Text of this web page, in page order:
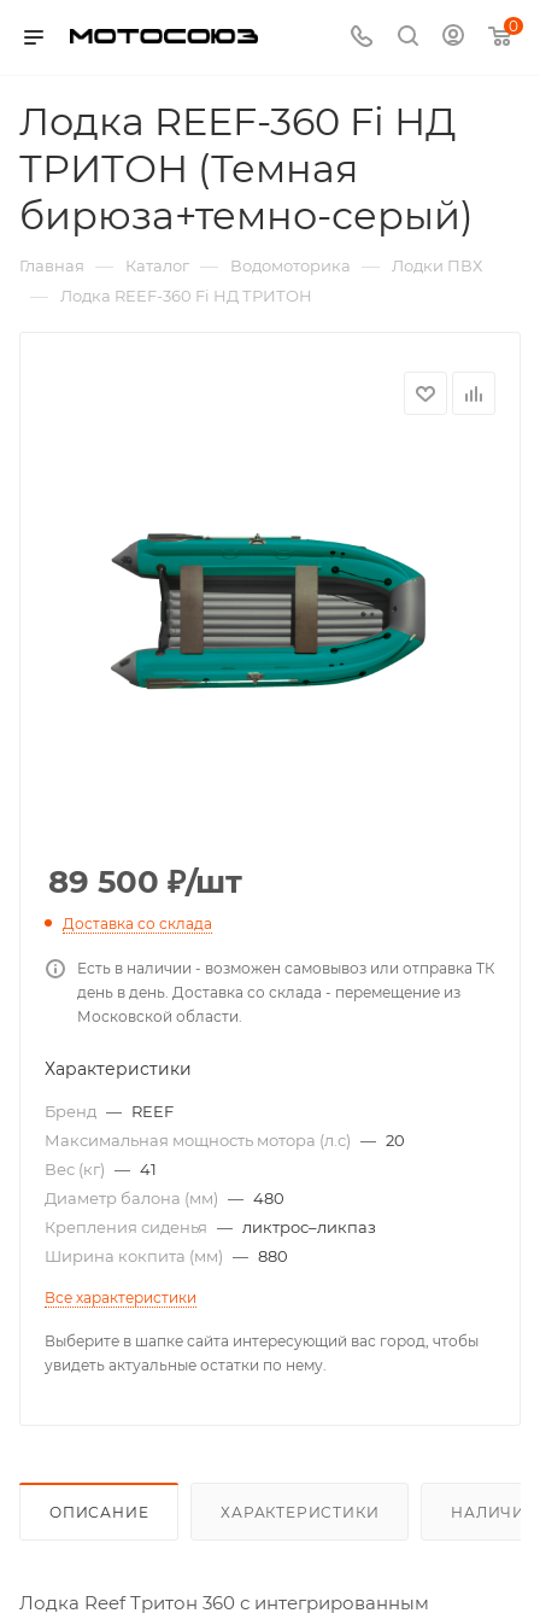
0
Лодка REEF-360 Fi НД
ТРИТОН (Темная
бирюза+темно-серый)
Главная — Каталог — Водомоторика — Лодки ПВХ
— Лодка REEF-360 Fi НД ТРИТОН
89 500 ₽/шт
Доставка со склада
Есть в наличии - возможен самовывоз или отправка ТК
день в день. Доставка со склада - перемещение из
Московской области.
Характеристики
Бренд — REEF
Максимальная мощность мотора (л.с) — 20
Вес (кг) — 41
Диаметр балона (мм) — 480
Крепления сиденья — ликтрос–ликпаз
Ширина кокпита (мм) — 880
Все характеристики
Выберите в шапке сайта интересующий вас город, чтобы
увидеть актуальные остатки по нему.
ОПИСАНИЕ ХАРАКТЕРИСТИКИ НАЛИЧИЕ
Лодка Reef Тритон 360 с интегрированным